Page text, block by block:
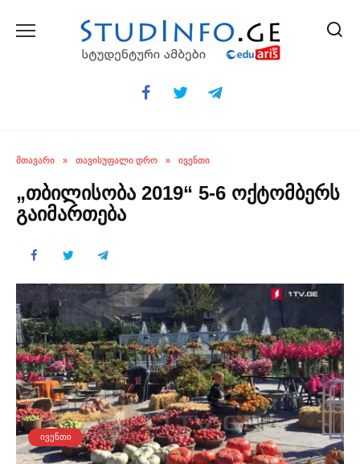
ᲛᲗᲐᲕᲐᲠᲘ » ᲗᲐᲕᲘᲡᲣᲤᲐᲚᲘ ᲓᲠᲝ » ᲘᲕᲔᲜᲗᲘ
„თბილისობა 2019“ 5-6 ოქტომბერს
გაიმართება
ᲘᲕᲔᲜᲗᲘ